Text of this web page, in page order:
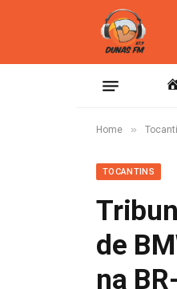
Home »
TOCANTINS
de
na